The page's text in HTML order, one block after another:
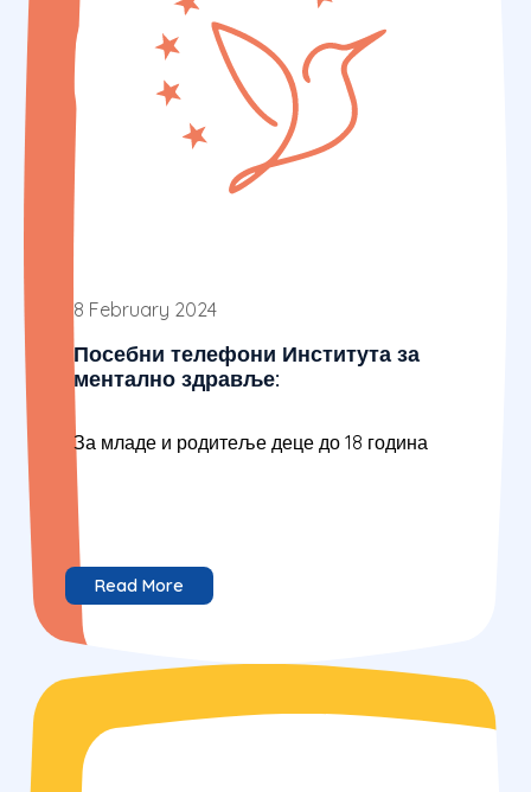
8 February 2024
Посебни телефони Института за
ментално здравље:
За младе и родитеље деце до 18 година
Read More